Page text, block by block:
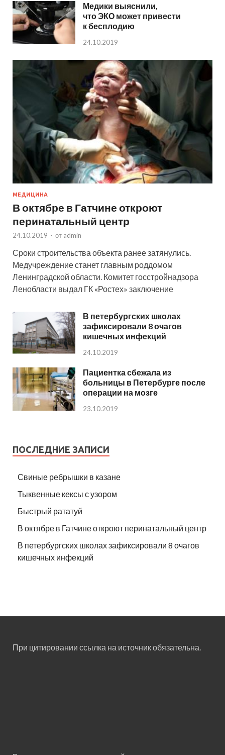
Медики выяснили,
что ЭКО может привести
к бесплодию
24.10.2019
МЕДИЦИНА
В октябре в Гатчине откроют
перинатальный центр
24.10.2019 - от admin
Сроки строительства объекта ранее затянулись.
Медучреждение станет главным роддомом
Ленинградской области. Комитет госстройнадзора
Ленобласти выдал ГК «Ростех» заключение
В петербургских школах
зафиксировали 8 очагов
кишечных инфекций
24.10.2019
Пациентка сбежала из
больницы в Петербурге после
операции на мозге
23.10.2019
ПОСЛЕДНИЕ ЗАПИСИ
Свиные ребрышки в казане
Тыквенные кексы с узором
Быстрый рататуй
В октябре в Гатчине откроют перинатальный центр
В петербургских школах зафиксировали 8 очагов
кишечных инфекций
При цитировании ссылка на источник обязательна.